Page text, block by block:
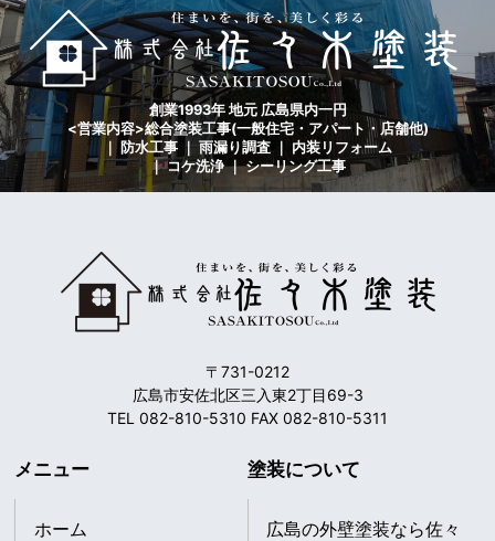
創業1993年 地元 広島県内一円
<営業内容>総合塗装工事(一般住宅・アパート・店舗他)
｜ 防水工事 ｜ 雨漏り調査 ｜ 内装リフォーム
｜ コケ洗浄 ｜ シーリング工事
〒731-0212
広島市安佐北区三入東2丁目69-3
TEL 082-810-5310 FAX 082-810-5311
メニュー
ホーム
塗装について
広島の外壁塗装なら佐々